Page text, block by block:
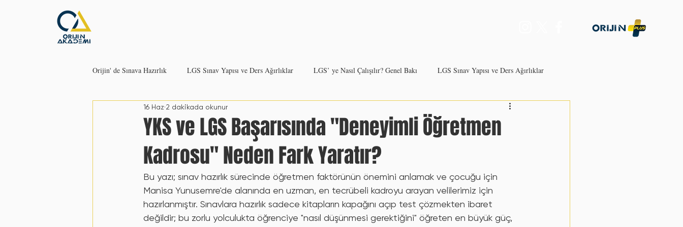
Orijin' de Sınava Hazırlık LGS Sınav Yapısı ve Ders Ağırlıklar LGS’ ye Nasıl Çalışılır? Genel Bakı LGS Sınav Yapısı ve Ders Ağırlıklar
LGS’ ye Ne Zaman Başlamalı? Derse Göre LGS Çalışma Stratejisi
Hata Defteri: Neden Bu Kadar Önemli Motivasyonu Yüksek Tutmanın Yolları Kurs Desteği Ne Zaman Gerekli Olur?
YKS’ye Nasıl Çalışılmalı? YKS Nedir ve Neden Bu Kadar Önemli YKS Sınav Yapısı: TYT ve AYT Sınıfa Göre YKS Hazırlık Stratejisi
YKS ve LGS Başarısında "Deneyimli Öğretmen
Kadrosu" Neden Fark Yaratır?
16 Haz 2 dakikada okunur
Bu yazı; sınav hazırlık sürecinde öğretmen faktörünün önemini anlamak ve çocuğu için
Manisa Yunusemre'de alanında en uzman, en tecrübeli kadroyu arayan velilerimiz için
hazırlanmıştır. Sınavlara hazırlık sadece kitapların kapağını açıp test çözmekten ibaret
değildir; bu zorlu yolculukta öğrenciye "nasıl düşünmesi gerektiğini" öğreten en büyük güç,